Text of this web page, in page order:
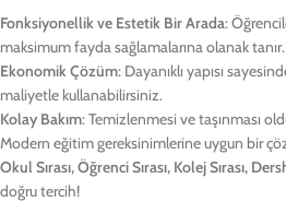
Fonksiyonellik ve Estetik Bir Arada:
maksimum fayda sağlamalarına olanak tanır.
Ekonomik Çözüm: Dayanıklı yapısı
maliyetle kullanabilirsiniz.
Kolay Bakım: Temizlenmesi ve taşınması
Modern eğitim gereksinimlerine uygun bir
Okul Sırası, Öğrenci Sırası, Kolej Sırası,
doğru tercih!